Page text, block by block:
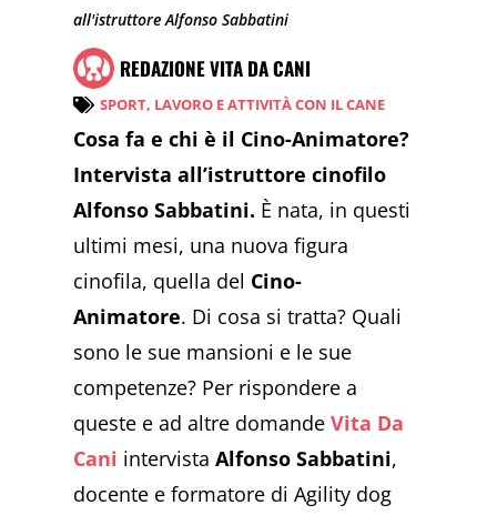
all'istruttore Alfonso Sabbatini
REDAZIONE VITA DA CANI
SPORT, LAVORO E ATTIVITÀ CON IL CANE
Cosa fa e chi è il Cino-Animatore?
Intervista all’istruttore cinofilo
Alfonso Sabbatini. È nata, in questi
ultimi mesi, una nuova figura
cinofila, quella del Cino-
Animatore. Di cosa si tratta? Quali
sono le sue mansioni e le sue
competenze? Per rispondere a
queste e ad altre domandeVita Da
Cani intervistaAlfonso Sabbatini,
docente e formatore di Agility dog